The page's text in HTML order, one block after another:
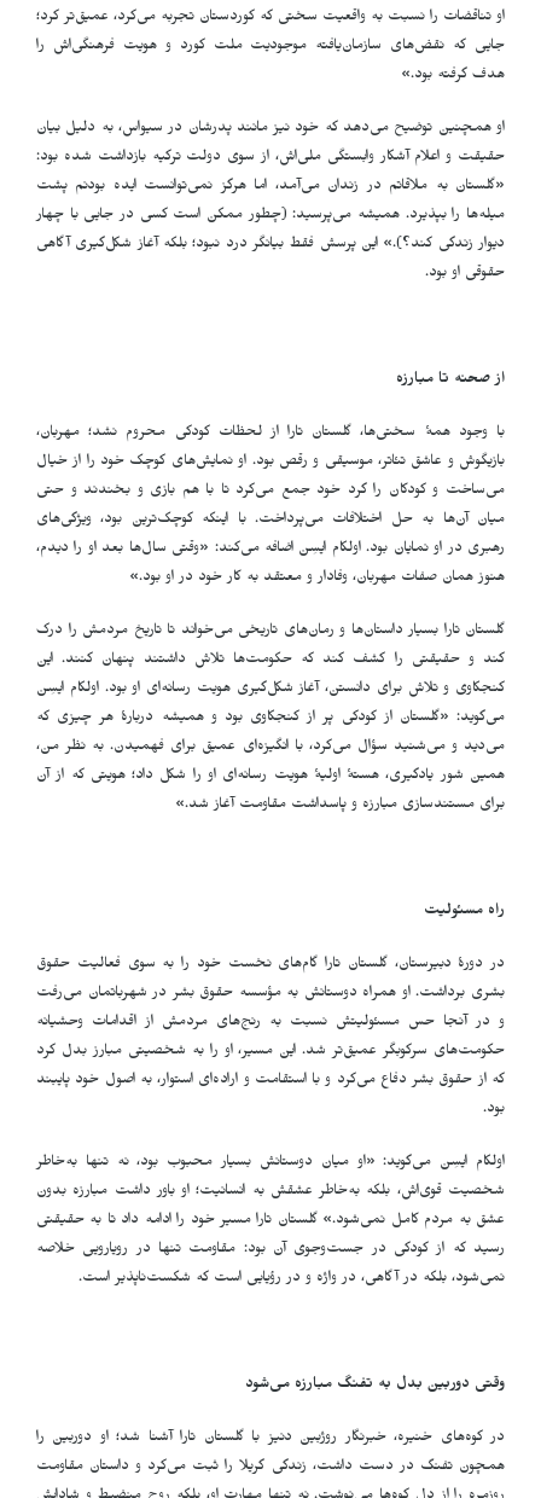
او تناقضات را نسبت به واقعیت سختی که کوردستان تجربه می‌کرد، عمیق‌تر کرد؛
جایی که نقض‌های سازمان‌یافته موجودیت ملت کورد و هویت فرهنگی‌اش را
هدف گرفته بود.»
او همچنین توضیح می‌دهد که خود نیز مانند پدرشان در سیواس، به دلیل بیان
حقیقت و اعلام آشکار وابستگی ملی‌اش، از سوی دولت ترکیه بازداشت شده بود:
«گلستان به ملاقاتم در زندان می‌آمد، اما هرگز نمی‌توانست ایده بودنم پشت
میله‌ها را بپذیرد. همیشه می‌پرسید: (چطور ممکن است کسی در جایی با چهار
دیوار زندگی کند؟).» این پرسش فقط بیانگر درد نبود؛ بلکه آغاز شکل‌گیری آگاهی
حقوقی او بود.
از صحنه تا مبارزه
با وجود همهٔ سختی‌ها، گلستان تارا از لحظات کودکی محروم نشد؛ مهربان،
بازیگوش و عاشق تئاتر، موسیقی و رقص بود. او نمایش‌های کوچک خود را از خیال
می‌ساخت و کودکان را گرد خود جمع می‌کرد تا با هم بازی و بخندند و حتی
میان آن‌ها به حل اختلافات می‌پرداخت. با اینکه کوچک‌ترین بود، ویژگی‌های
رهبری در او نمایان بود. اولکام ایسِن اضافه می‌کند: «وقتی سال‌ها بعد او را دیدم،
هنوز همان صفات مهربان، وفادار و معتقد به کار خود در او بود.»
گلستان تارا بسیار داستان‌ها و رمان‌های تاریخی می‌خواند تا تاریخ مردمش را درک
کند و حقیقتی را کشف کند که حکومت‌ها تلاش داشتند پنهان کنند. این
کنجکاوی و تلاش برای دانستن، آغاز شکل‌گیری هویت رسانه‌ای او بود. اولکام ایسِن
می‌گوید: «گلستان از کودکی پر از کنجکاوی بود و همیشه دربارهٔ هر چیزی که
می‌دید و می‌شنید سؤال می‌کرد، با انگیزه‌ای عمیق برای فهمیدن. به نظر من،
همین شور یادگیری، هستهٔ اولیهٔ هویت رسانه‌ای او را شکل داد؛ هویتی که از آن
برای مستندسازی مبارزه و پاسداشت مقاومت آغاز شد.»
راه مسئولیت
در دورهٔ دبیرستان، گلستان تارا گام‌های نخست خود را به سوی فعالیت حقوق
بشری برداشت. او همراه دوستانش به مؤسسه حقوق بشر در شهرباتمان می‌رفت
و در آنجا حس مسئولیتش نسبت به رنج‌های مردمش از اقدامات وحشیانه
حکومت‌های سرکوبگر عمیق‌تر شد. این مسیر، او را به شخصیتی مبارز بدل کرد
که از حقوق بشر دفاع می‌کرد و با استقامت و اراده‌ای استوار، به اصول خود پایبند
بود.
اولکام ایسِن می‌گوید: «او میان دوستانش بسیار محبوب بود، نه تنها به‌خاطر
شخصیت قوی‌اش، بلکه به‌خاطر عشقش به انسانیت؛ او باور داشت مبارزه بدون
عشق به مردم کامل نمی‌شود.» گلستان تارا مسیر خود را ادامه داد تا به حقیقتی
رسید که از کودکی در جست‌وجوی آن بود: مقاومت تنها در رویارویی خلاصه
نمی‌شود، بلکه در آگاهی، در واژه و در رؤیایی است که شکست‌ناپذیر است.
وقتی دوربین بدل به تفنگ مبارزه می‌شود
در کوه‌های خنیره، خبرنگار روژبین دنیز با گلستان تارا آشنا شد؛ او دوربین را
همچون تفنگ در دست داشت، زندگی گریلا را ثبت می‌کرد و داستان مقاومت